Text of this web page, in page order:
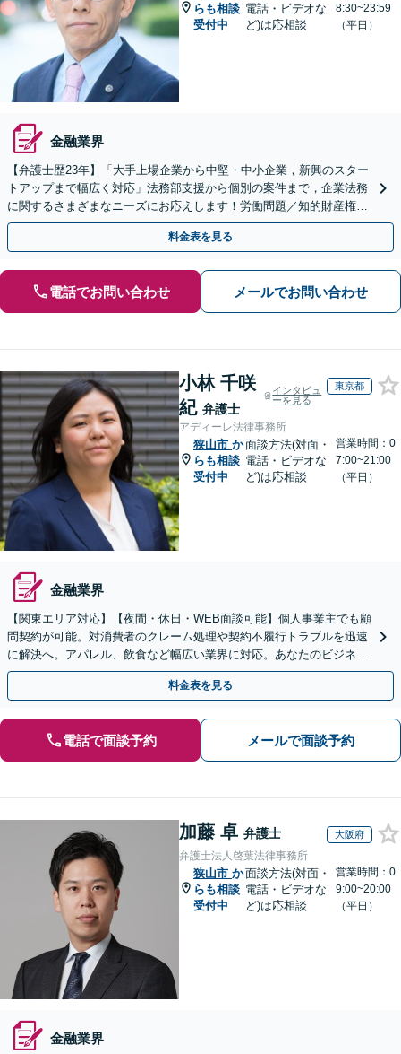
らも相談
受付中
電話・ビデオな
ど)は応相談
8:30~23:59
（平日）
金融業界
【弁護士歴23年】「大手上場企業から中堅・中小企業，新興のスター
トアップまで幅広く対応」法務部支援から個別の案件まで，企業法務
に関するさまざまなニーズにお応えします！労働問題／知的財産権の
保護／M&A／コンプライアンス体制の構築ほか
料金表を見る
電話でお問い合わせ メールでお問い合わせ
小林 千咲
紀 弁護士
インタビュ
ーを見る
東京都
アディーレ法律事務所
狭山市 か
らも相談
受付中
面談方法(対面・
電話・ビデオな
ど)は応相談
営業時間：0
7:00~21:00
（平日）
金融業界
【関東エリア対応】【夜間・休日・WEB面談可能】個人事業主でも顧
問契約が可能。対消費者のクレーム処理や契約不履行トラブルを迅速
に解決へ。アパレル、飲食など幅広い業界に対応。あなたのビジネス
の法的基盤を強固にサポートします。
料金表を見る
電話で面談予約 メールで面談予約
加藤 卓 弁護士 大阪府
弁護士法人啓葉法律事務所
狭山市 か
らも相談
受付中
面談方法(対面・
電話・ビデオな
ど)は応相談
営業時間：0
9:00~20:00
（平日）
金融業界